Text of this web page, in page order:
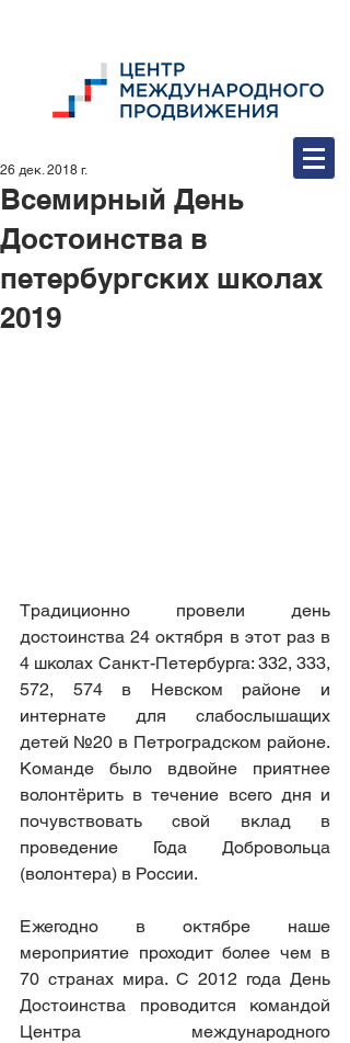
Всемирный День
Достоинства в
петербургских школах
2019
26 дек. 2018 г.
Традиционно провели день
достоинства 24 октября в этот раз в
4 школах Санкт-Петербурга: 332, 333,
572, 574 в Невском районе и
интернате для слабослышащих
детей №20 в Петроградском районе.
Команде было вдвойне приятнее
волонтёрить в течение всего дня и
почувствовать свой вклад в
проведение Года Добровольца
(волонтера) в России.
Ежегодно в октябре наше
мероприятие проходит более чем в
70 странах мира. С 2012 года День
Достоинства проводится командой
Центра международного